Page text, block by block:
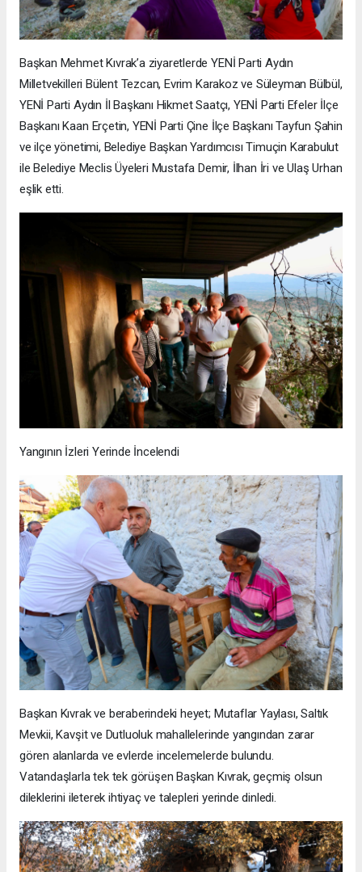
Başkan Mehmet Kıvrak’a ziyaretlerde YENİ Parti Aydın
Milletvekilleri Bülent Tezcan, Evrim Karakoz ve Süleyman Bülbül,
YENİ Parti Aydın İl Başkanı Hikmet Saatçı, YENİ Parti Efeler İlçe
Başkanı Kaan Erçetin, YENİ Parti Çine İlçe Başkanı Tayfun Şahin
ve ilçe yönetimi, Belediye Başkan Yardımcısı Timuçin Karabulut
ile Belediye Meclis Üyeleri Mustafa Demir, İlhan İri ve Ulaş Urhan
eşlik etti.
Yangının İzleri Yerinde İncelendi
Başkan Kıvrak ve beraberindeki heyet; Mutaflar Yaylası, Saltık
Mevkii, Kavşit ve Dutluoluk mahallelerinde yangından zarar
gören alanlarda ve evlerde incelemelerde bulundu.
Vatandaşlarla tek tek görüşen Başkan Kıvrak, geçmiş olsun
dileklerini ileterek ihtiyaç ve talepleri yerinde dinledi.